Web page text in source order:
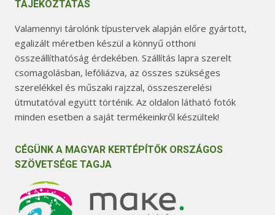
TÁJÉKOZTATÁS
Valamennyi tárolónk típustervek alapján előre gyártott,
egalizált méretben készül a könnyű otthoni
összeállíthatóság érdekében. Szállítás lapra szerelt
csomagolásban, lefóliázva, az összes szükséges
szerelékkel és műszaki rajzzal, összeszerelési
útmutatóval együtt történik. Az oldalon látható fotók
minden esetben a saját termékeinkről készültek!
CÉGÜNK A MAGYAR KERTÉPÍTŐK ORSZÁGOS
SZÖVETSÉGE TAGJA